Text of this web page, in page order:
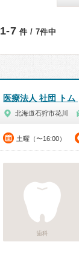
1-7 件 / 7件中
医療法人 社団 トム
北海道石狩市花川
土曜（〜16:00）
歯科